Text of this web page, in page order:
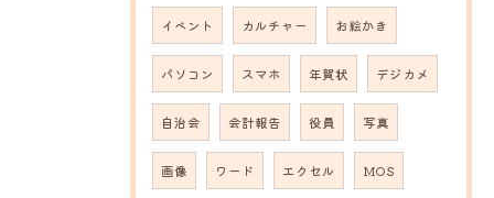
イベント カルチャー お絵かき
パソコン スマホ 年賀状 デジカメ
自治会 会計報告 役員 写真
画像 ワード エクセル MOS